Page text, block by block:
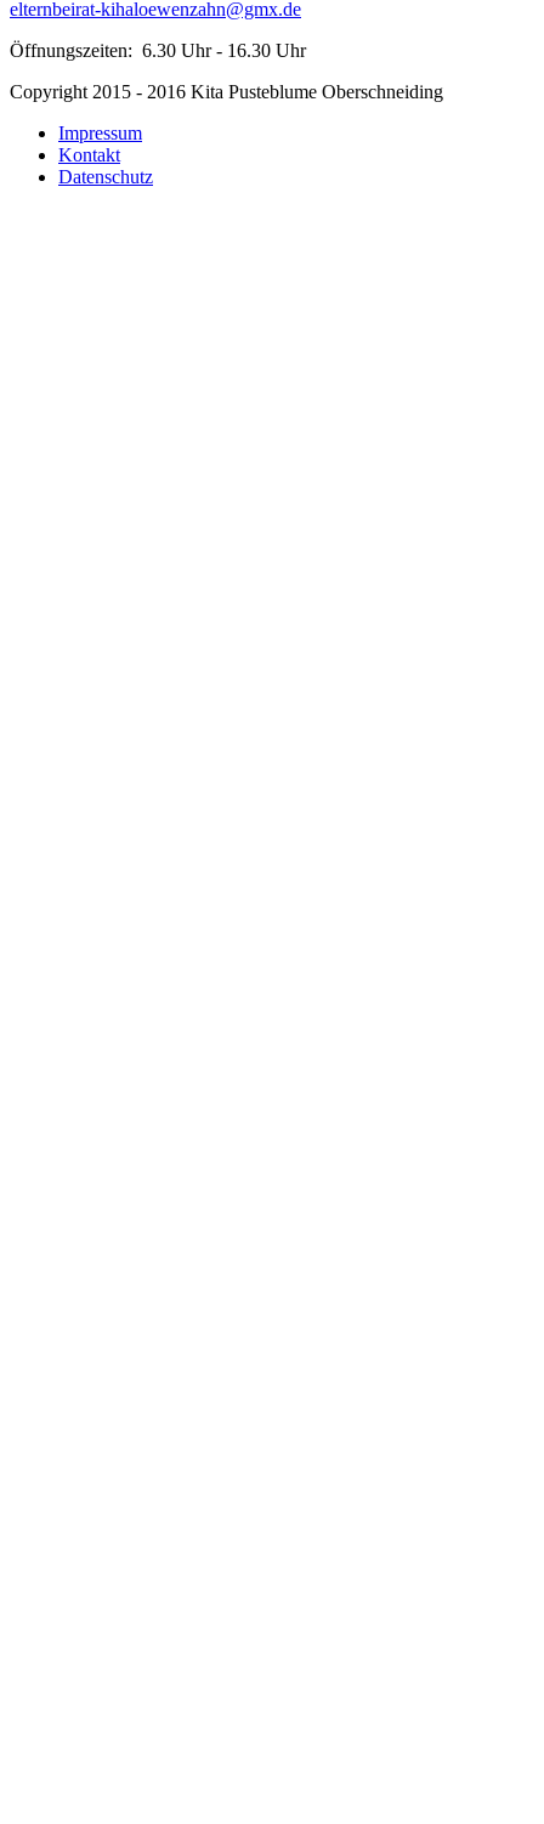
elternbeirat-kihaloewenzahn@gmx.de
Öffnungszeiten: 6.30 Uhr - 16.30 Uhr
Copyright 2015 - 2016 Kita Pusteblume Oberschneiding
Impressum
Kontakt
Datenschutz